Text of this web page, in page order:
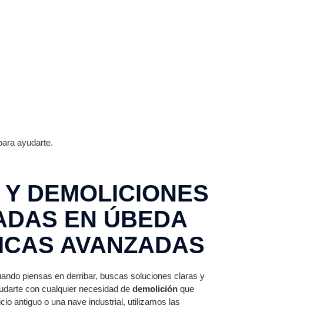
ayudarte.
DEMOLICIONES
EN ÚBEDA
AVANZADAS
piensas en derribar, buscas soluciones claras y
con cualquier necesidad de demolición que
antiguo o una nave industrial, utilizamos las